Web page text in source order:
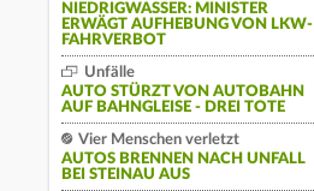
NIEDRIGWASSER: MINISTER
ERWÄGT AUFHEBUNG VON LKW-
FAHRVERBOT
Unfälle
AUTO STÜRZT VON AUTOBAHN
AUF BAHNGLEISE - DREI TOTE
Vier Menschen verletzt
AUTOS BRENNEN NACH UNFALL
BEI STEINAU AUS